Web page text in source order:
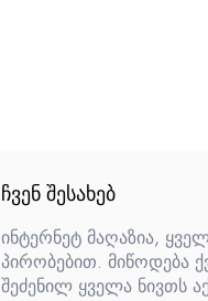
ᲩᲕᲔᲜ ᲨᲔᲡᲐᲮᲔᲑ
ინტერნეტ მაღაზია,
პირობებით. მიწოდება
შეძენილ ყველა ნივთს